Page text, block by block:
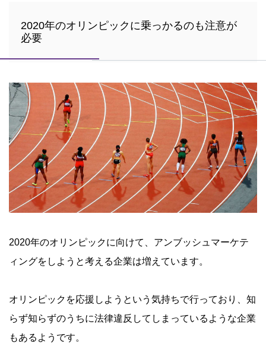
2020年のオリンピックに乗っかるのも注意が
必要
2020年のオリンピックに向けて、アンブッシュマーケテ
ィングをしようと考える企業は増えています。
オリンピックを応援しようという気持ちで行っており、知
らず知らずのうちに法律違反してしまっているような企業
もあるようです。